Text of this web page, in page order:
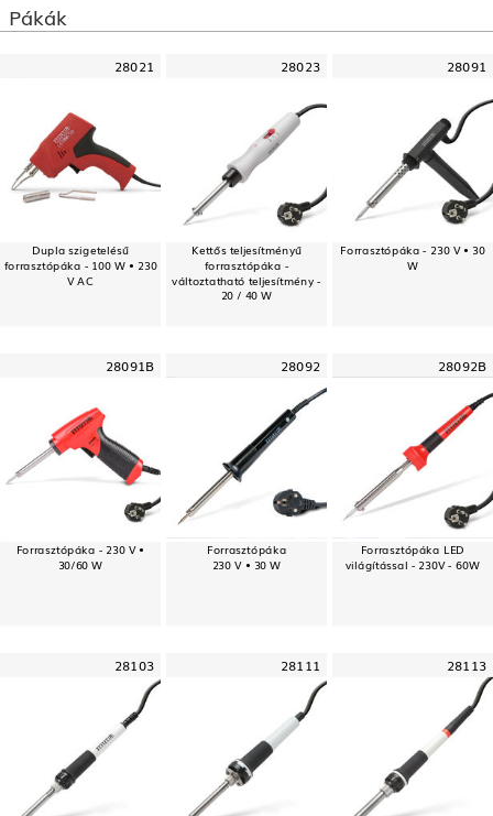
Pákák
28021
Dupla szigetelésű
forrasztópáka - 100 W • 230
V AC
28023
Kettős teljesítményű
forrasztópáka -
változtatható teljesítmény -
20 / 40 W
28091
Forrasztópáka - 230 V • 30
W
28091B
Forrasztópáka - 230 V •
30/60 W
28092
Forrasztópáka
230 V • 30 W
28092B
Forrasztópáka LED
világítással - 230V - 60W
28103 28111 28113